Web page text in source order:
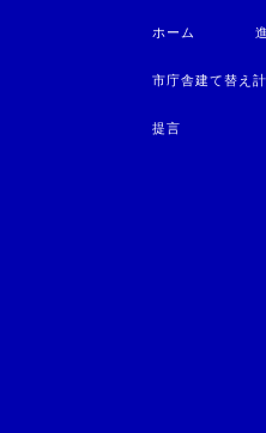
ホーム
市庁舎建て替え
提言